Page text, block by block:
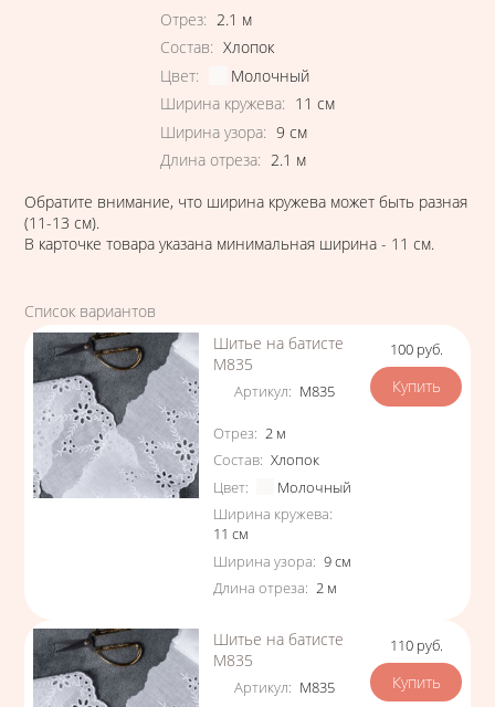
Характеристики
Отрез: 2.1 м
Состав: Хлопок
Цвет:
Молочный
Ширина кружева: 11 см
Ширина узора: 9 см
Длина отреза: 2.1 м
Обратите внимание, что ширина кружева может быть разная
(11-13 см).
В карточке товара указана минимальная ширина - 11 см.
Список вариантов
Шитье на батисте
М835
Артикул: М835
Характеристики
Отрез: 2 м
Состав: Хлопок
Цвет:
Молочный
Ширина кружева:
11 см
Ширина узора: 9см
Длина отреза: 2 м
Цена
100 руб.
Шитье на батисте
М835
Артикул: М835
Цена
110 руб.